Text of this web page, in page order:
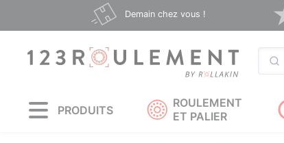
Demain chez vous !
PRODUITS
ROULEMENT
ET PALIER